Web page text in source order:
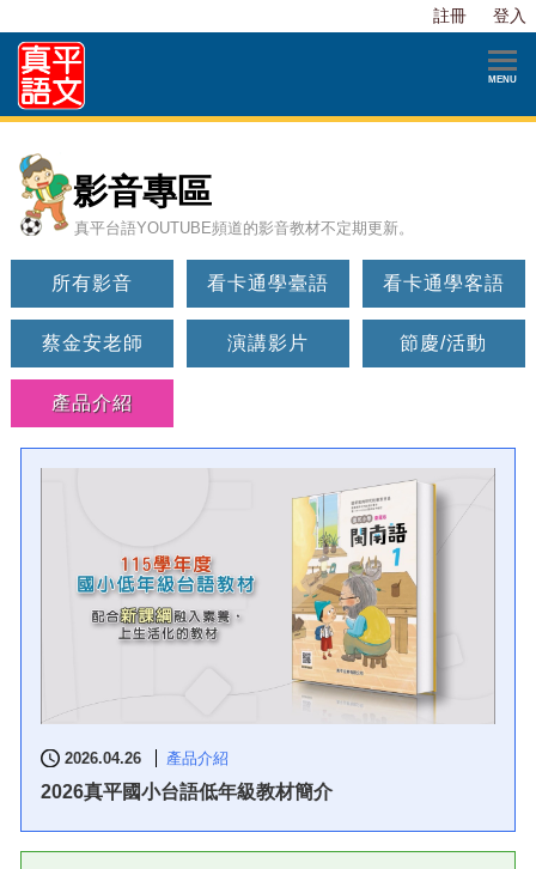
註冊 登入
影音專區
真平台語YOUTUBE頻道的影音教材不定期更新。
所有影音 看卡通學臺語 看卡通學客語
蔡金安老師 演講影片 節慶/活動
產品介紹
2026.04.26 產品介紹
2026真平國小台語低年級教材簡介